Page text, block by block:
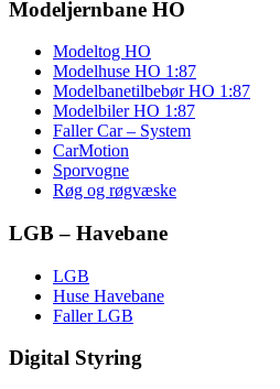
Modeljernbane HO
Modeltog HO
Modelhuse HO 1:87
Modelbanetilbebør HO 1:87
Modelbiler HO 1:87
Faller Car – System
CarMotion
Sporvogne
Røg og røgvæske
LGB – Havebane
LGB
Huse Havebane
Faller LGB
Digital Styring